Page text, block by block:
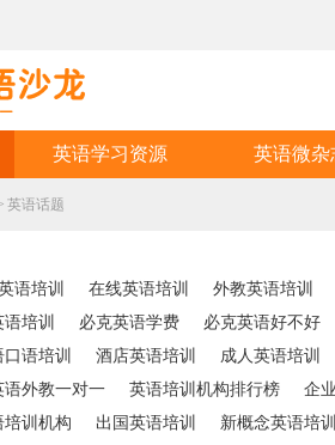
英语学习资源 英语微杂
英语话题
语培训 在线英语培训 外教英语培训
培训 必克英语学费 必克英语好不好
语培训 酒店英语培训 成人英语培训
语外教一对一 英语培训机构排行榜 企
培训机构 出国英语培训 新概念英语培训